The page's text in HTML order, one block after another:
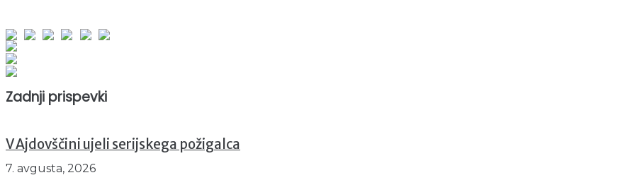
Zadnji prispevki
V Ajdovščini ujeli serijskega požigalca
7. avgusta, 2026